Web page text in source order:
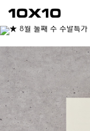
텐
바
텐
이
상
션
션:
Beige,
White